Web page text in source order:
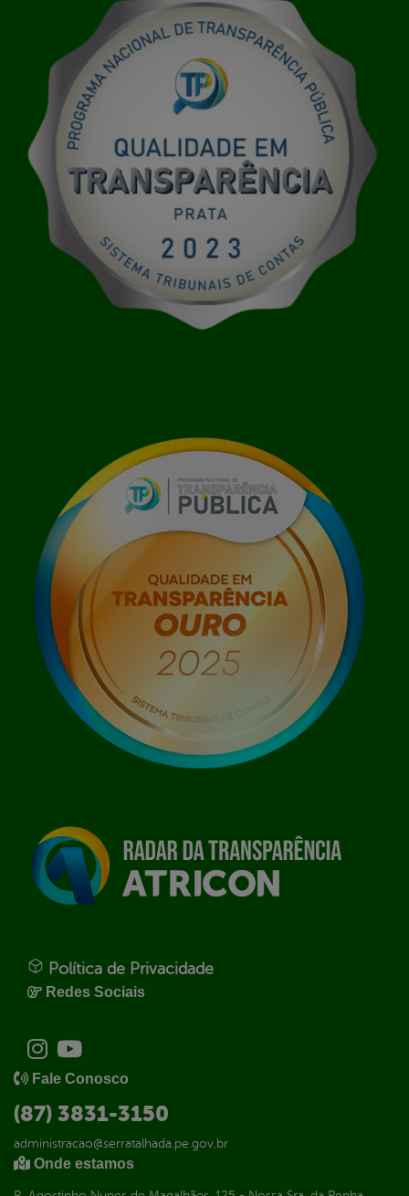
Política de Privacidade
Redes Sociais
Fale Conosco
(87) 3831-3150
administracao@serratalhada.pe.gov.br
Onde estamos